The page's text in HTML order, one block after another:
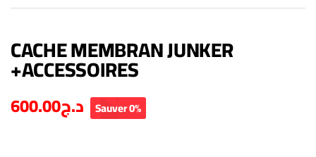
CACHE MEMBRAN JUNKER
+ACCESSOIRES
د.ج600.00 Sauver 0%